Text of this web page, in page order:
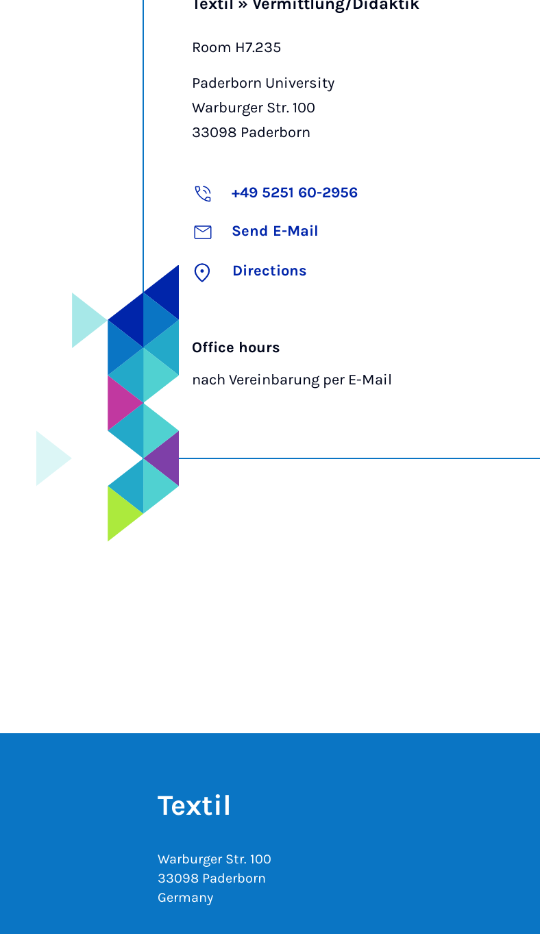
Room H7.235
Paderborn University
Warburger Str. 100
33098 Paderborn
+49 5251 60-2956
Send E-Mail
Directions
Office hours
nach Vereinbarung per E-Mail
Textil
Warburger Str. 100
33098 Paderborn
Germany